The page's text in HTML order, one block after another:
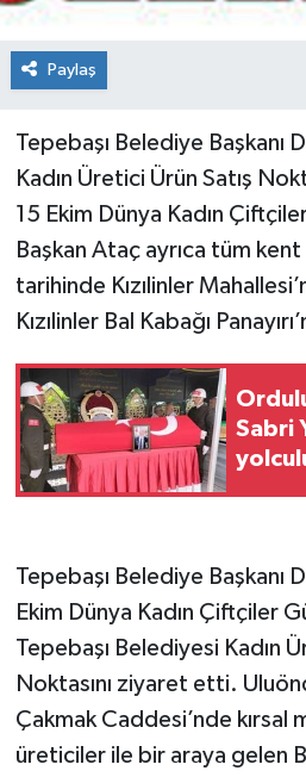
Paylaş
Tepebaşı Belediye Başkanı
Kadın Üretici Ürün Satış
15 Ekim Dünya Kadın
Başkan Ataç ayrıca tüm kent
tarihinde Kızılinler
Kızılinler Bal Kabağı
Sabri
Tepebaşı Belediye Başkanı
Ekim Dünya Kadın Çiftçiler
Tepebaşı Belediyesi Kadın
Noktasını ziyaret etti.
Çakmak Caddesi’nde kırsal
üreticiler ile bir araya gelen
Tokat Haberleri
Yaşam